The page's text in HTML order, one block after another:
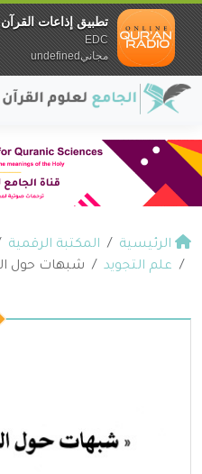
الرئيسية المكتبة الرقمية
علم التجويد
شبهات حول
تطبيق إذاعات
EDC
مجانيundefined